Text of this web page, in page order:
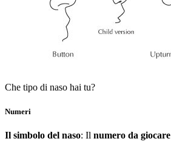
Che tipo di naso hai tu?
Numeri
Il simbolo del naso: Il numero da giocare